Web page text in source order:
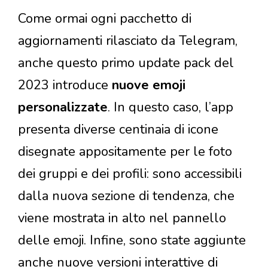
Come ormai ogni pacchetto di
aggiornamenti rilasciato da Telegram,
anche questo primo update pack del
2023 introduce nuove emoji
personalizzate. In questo caso, l’app
presenta diverse centinaia di icone
disegnate appositamente per le foto
dei gruppi e dei profili: sono accessibili
dalla nuova sezione di tendenza, che
viene mostrata in alto nel pannello
delle emoji. Infine, sono state aggiunte
anche nuove versioni interattive di